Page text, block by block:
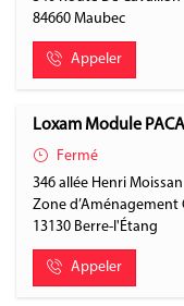
84660 Maubec
Appeler
Loxam Module PACA
Fermé
346 allée Henri Moissan
Zone
13130 Berre-l'Étang
Appeler